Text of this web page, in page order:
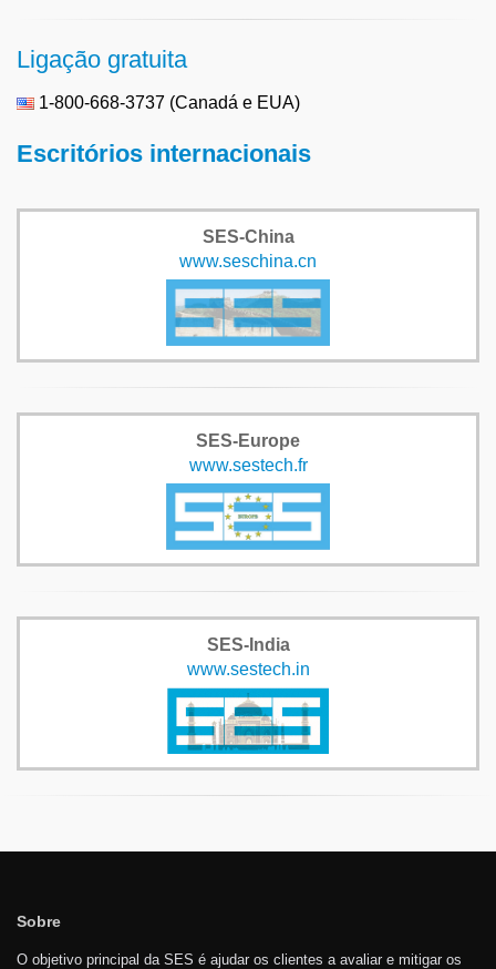
Ligação gratuita
1-800-668-3737 (Canadá e EUA)
Escritórios internacionais
SES-China
www.seschina.cn
SES-Europe
www.sestech.fr
SES-India
www.sestech.in
Sobre
O objetivo principal da SES é ajudar os clientes a avaliar e mitigar os